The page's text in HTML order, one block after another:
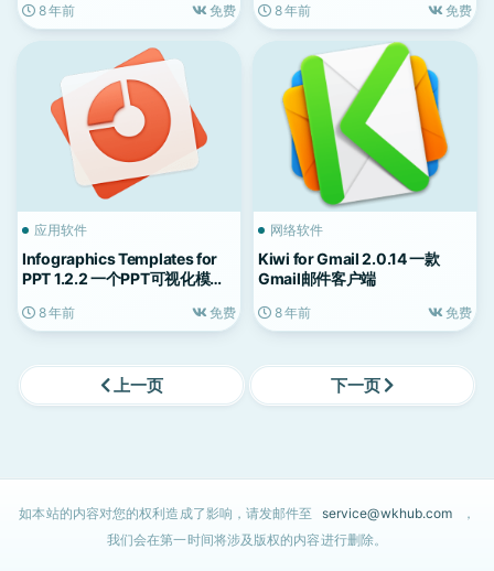
8 年前 免费 8 年前 免费
应用软件
Infographics Templates for
PPT 1.2.2 一个PPT可视化模板
8 年前 免费
网络软件
Kiwi for Gmail 2.0.14 一款
Gmail邮件客户端
8 年前 免费
上一页 下一页
如本站的内容对您的权利造成了影响，请发邮件至 service@wkhub.com
，
我们会在第一时间将涉及版权的内容进行删除。